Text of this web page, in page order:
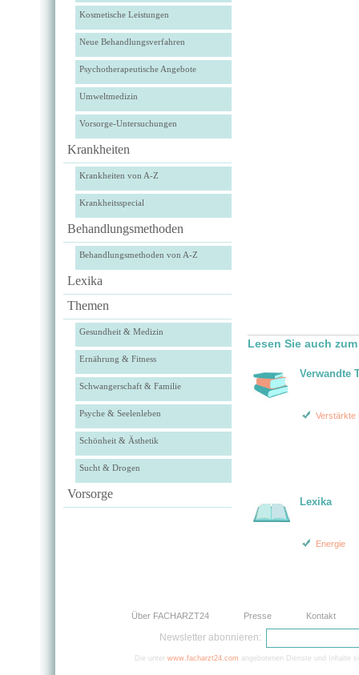
Kosmetische Leistungen
Neue Behandlungsverfahren
Psychotherapeutische Angebote
Umweltmedizin
Vorsorge-Untersuchungen
Krankheiten
Krankheiten von A-Z
Krankheitsspecial
Behandlungsmethoden
Behandlungsmethoden von A-Z
Lexika
Themen
Gesundheit & Medizin
Ernährung & Fitness
Schwangerschaft & Familie
Psyche & Seelenleben
Schönheit & Ästhetik
Sucht & Drogen
Vorsorge
Lesen Sie auch
Verwandte
Verstärkte
Lexika
Energie
Über FACHARZT24 Presse Kontakt
Newsletter abonnieren:
Die unter www.facharzt24.com angebotenen Dienste und Inhalte